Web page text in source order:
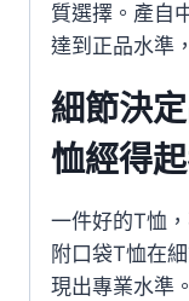
質選擇。產自
達到正品水準
細節決
恤經得
一件好的T恤
附口袋T恤在
現出專業水準